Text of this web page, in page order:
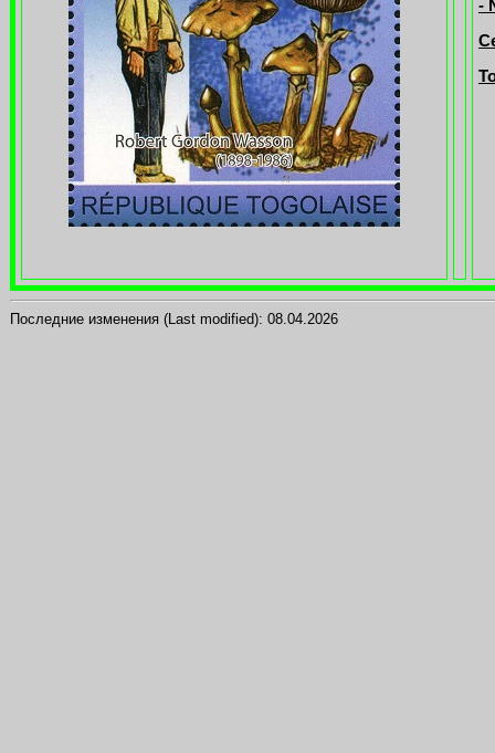
-
Последние изменения (Last modified): 08.04.2026